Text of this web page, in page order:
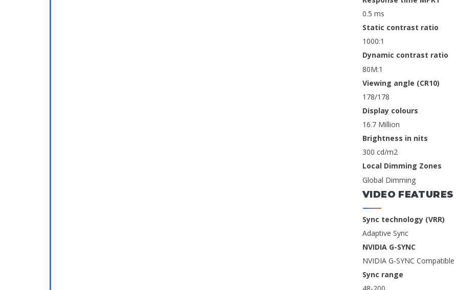
0.5 ms
Static contrast ratio
1000:1
Dynamic contrast ratio
80M:1
Viewing angle (CR10)
178/178
Display colours
16.7 Million
Brightness in nits
300 cd/m2
Local Dimming Zones
Global Dimming
VIDEO FEATURES
Sync technology (VRR)
Adaptive Sync
NVIDIA G-SYNC
NVIDIA G-SYNC Compatible
Sync range